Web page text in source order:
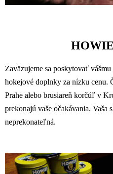
Zaväzujeme sa poskytovať
hokejové doplnky za nízku cenu.
Prahe alebo brusiareň korčúľ v
prekonajú vaše očakávania. Vaša
neprekonateľná.